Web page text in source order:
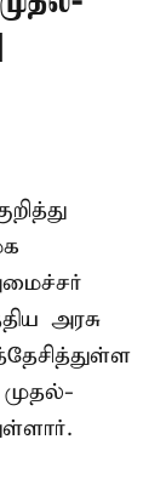
அரசு
முதல்-